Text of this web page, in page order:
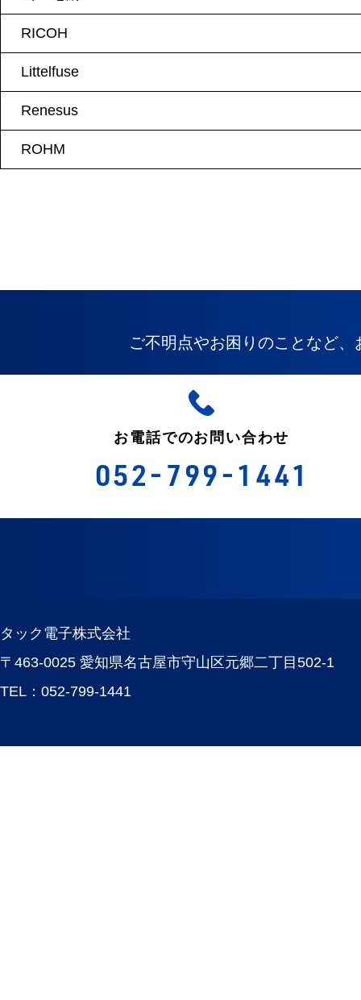
RICOH
Littelfuse
Renesus
ROHM
ご不明点やお困りのことなど
お電話でのお問い合わせ
052-799-1441
タック電子株式会社
〒463-0025 愛知県名古屋市守山区元郷二丁目502-1
TEL： 052-799-1441